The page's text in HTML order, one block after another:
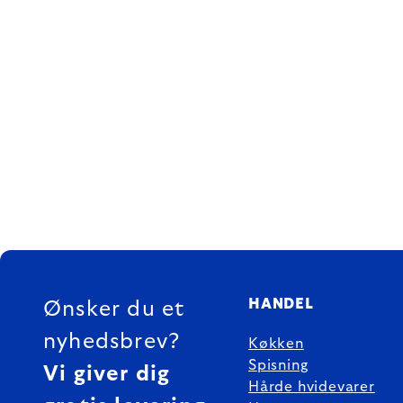
FOOTER
Ønsker du et
nyhedsbrev?
Vi giver dig
HANDEL
Køkken
Spisning
Hårde hvidevarer